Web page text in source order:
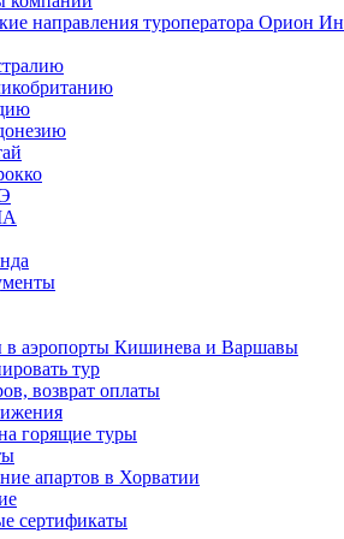
направления туроператора Орион
в аэропорты Кишинева и Варшавы
тур
возврат оплаты
горящие туры
апартов в Хорватии
сертификаты